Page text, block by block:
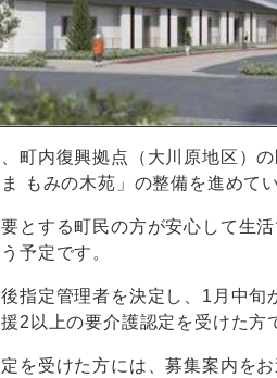
町内復興拠点（大川原地区）
ま もみの木苑」の整備を進めて
とする町民の方が安心して生
予定です。
指定管理者を決定し、1月中
2以上の要介護認定を受けた方
を受けた方には、募集案内を